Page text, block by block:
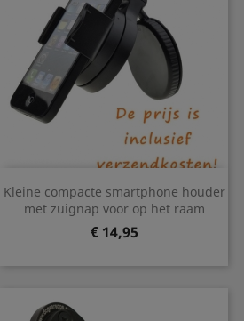
Kleine compacte smartphone houder
met zuignap voor op het raam
Prijs
€ 14,95